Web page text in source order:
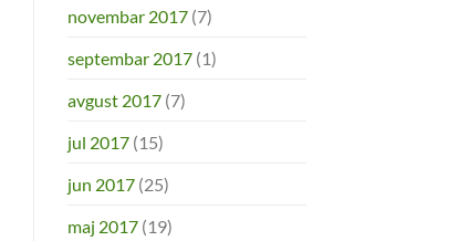
novembar 2017(7)
septembar 2017(1)
avgust 2017(7)
jul 2017(15)
jun 2017(25)
maj 2017(19)